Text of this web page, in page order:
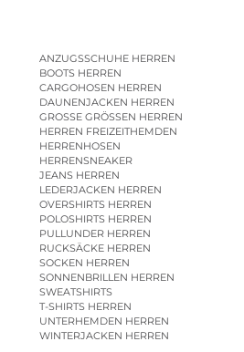
ANZUGSSCHUHE HERREN
BOOTS HERREN
CARGOHOSEN HERREN
DAUNENJACKEN HERREN
GROSSE GRÖSSEN HERREN
HERREN FREIZEITHEMDEN
HERRENHOSEN
HERRENSNEAKER
JEANS HERREN
LEDERJACKEN HERREN
OVERSHIRTS HERREN
POLOSHIRTS HERREN
PULLUNDER HERREN
RUCKSÄCKE HERREN
SOCKEN HERREN
SONNENBRILLEN HERREN
SWEATSHIRTS
T-SHIRTS HERREN
UNTERHEMDEN HERREN
WINTERJACKEN HERREN